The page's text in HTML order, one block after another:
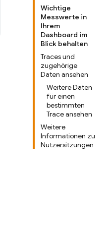
Wichtige
Messwerte in
Ihrem
Dashboard im
Blick behalten
Traces und
zugehörige
Daten ansehen
Weitere Daten
für einen
bestimmten
Trace ansehen
Weitere
Informationen zu
Nutzersitzungen